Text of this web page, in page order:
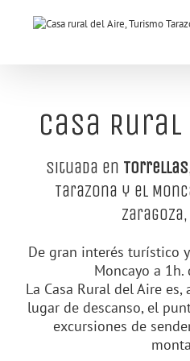
Casa Rural
Situada en Torrellas
Tarazona y el
De gran interés turístico
Moncayo a 1h.
La Casa Rural del Aire
lugar de descanso, el
excursiones de